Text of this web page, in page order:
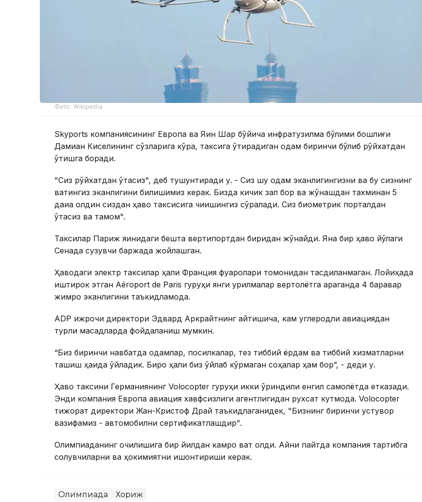
Фото: Wikipedia
Skyports компаниясининг Европа ва Яқин Шарқ бўйича инфратузилма бўлими бошлиғи
Дамиан Киселининг сўзларига кўра, таксига ўтирадиган одам биринчи бўлиб рўйхатдан
ўтишга боради.
"Сиз рўйхатдан ўтасиз", деб тушунтиради у. - Сиз шу одам эканлигингизни ва бу сизнинг
вақтингиз эканлигини билишимиз керак. Бизда кичик зал бор ва жўнашдан тахминан 5
дақиқа олдин сиздан ҳаво таксисига чиқишингиз сўралади. Сиз биометрик порталдан
ўтасиз ва тамом".
Таксилар Париж яқинидаги бешта вертипортдан биридан жўнайди. Яна бир ҳаво йўлаги
Сенада сузувчи баржада жойлашган.
Ҳаводаги электр таксилар ҳали Франция фуқаролари томонидан тасдиқланмаган. Лойиҳада
иштирок этган Aéroport de Paris гуруҳи янги қурилмалар вертолётга қараганда 4 баравар
жимроқ эканлигини таъкидламоқда.
ADP ижрочи директори Эдвард Аркрайтнинг айтишича, кам углеродли авиациядан
турли мақсадларда фойдаланиш мумкин.
“Биз биринчи навбатда одамлар, посилкалар, тез тиббий ёрдам ва тиббий хизматларни
ташиш ҳақида ўйладик. Бироқ ҳали биз ўйлаб кўрмаган соҳалар ҳам бор”, - деди у.
Ҳаво таксини Германиянинг Volocopter гуруҳи икки ўриндиқли енгил самолётда етказади.
Энди компания Европа авиация хавфсизлиги агентлигидан рухсат кутмоқда. Volocopter
тижорат директори Жан-Кристоф Драй таъкидлаганидек, "Бизнинг биринчи устувор
вазифамиз - автомобилни сертификатлашдир".
Олимпиаданинг очилишига бир йилдан камроқ вақт қолди. Айни пайтда компания тартибга
солувчиларни ва ҳокимиятни ишонтириши керак.
Олимпиада Хориж